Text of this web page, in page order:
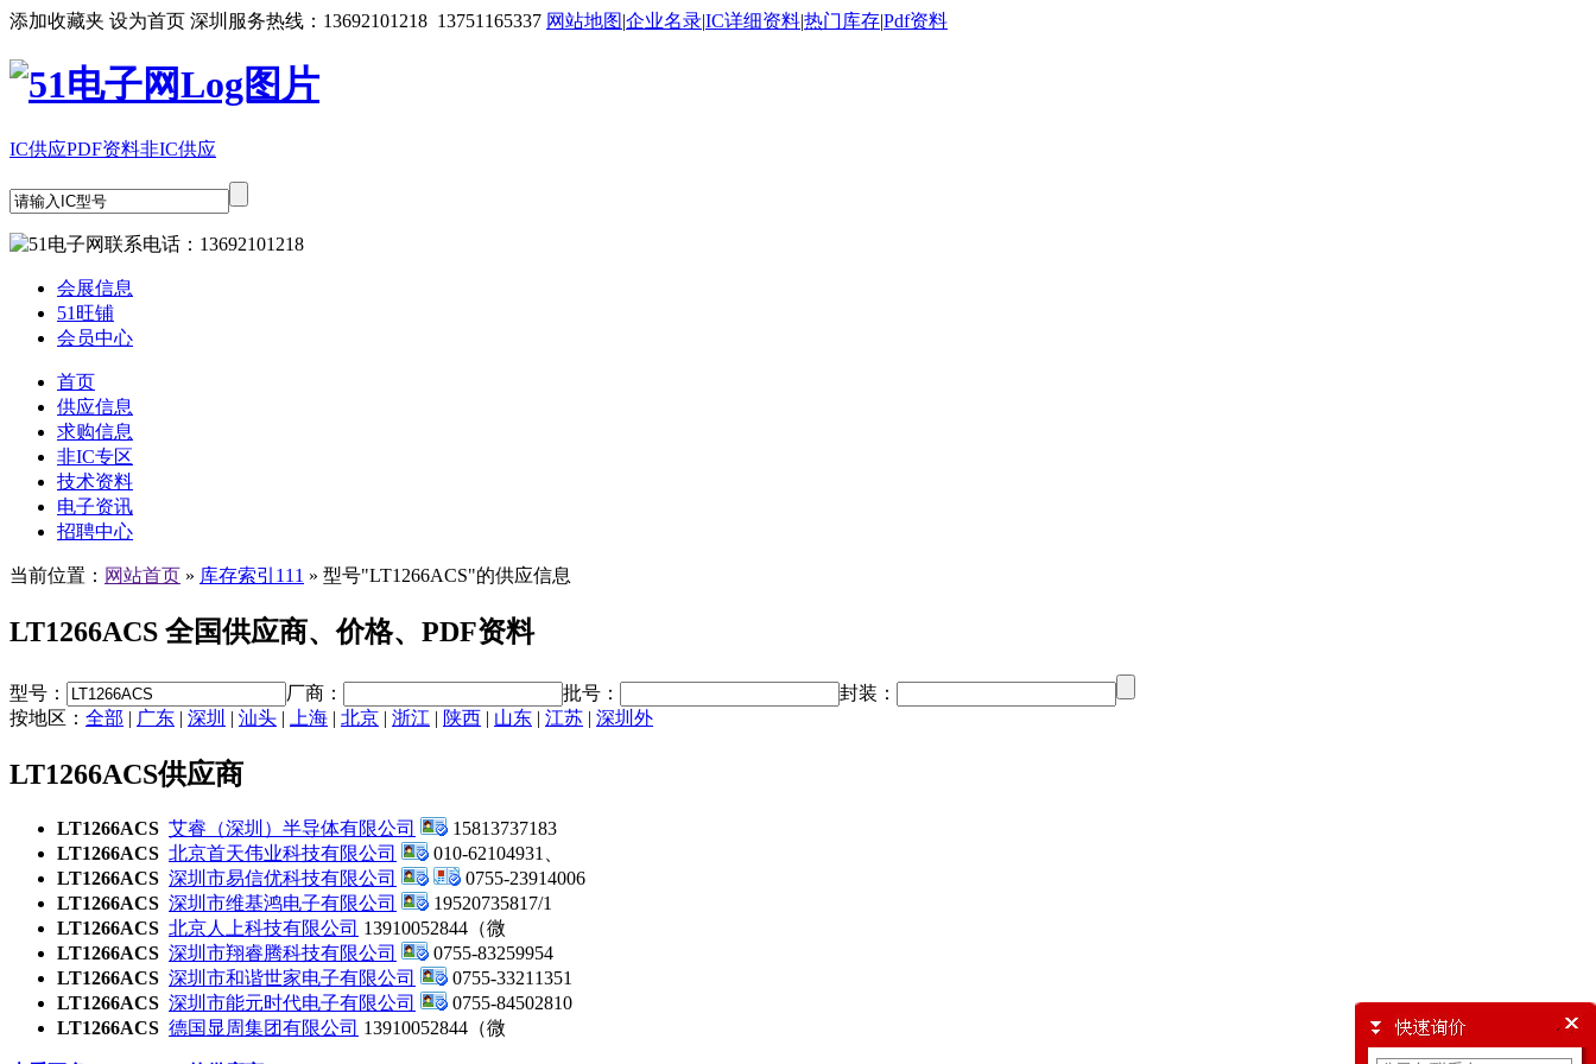
添加收藏夹 设为首页 深圳服务热线：13692101218 13751165337 网站地图|企业名录|IC详细资料|热门库存|Pdf资料
IC供应PDF资料非IC供应
会展信息
51旺铺
会员中心
首页
供应信息
求购信息
非IC专区
技术资料
电子资讯
招聘中心
当前位置： 网站首页 » 库存索引111 » 型号"LT1266ACS"的供应信息
LT1266ACS 全国供应商、价格、PDF资料
型号： 厂商： 批号：
封装：
按地区： 全部 | 广东 | 深圳 | 汕头 | 上海 | 北京 | 浙江 | 陕西 | 山东 | 江苏 | 深圳外
LT1266ACS供应商
LT1266ACS 艾睿（深圳）半导体有限公司
15813737183
LT1266ACS 北京首天伟业科技有限公司
010-62104931、
LT1266ACS 深圳市易信优科技有限公司
0755-23914006
LT1266ACS 深圳市维基鸿电子有限公司
19520735817/1
LT1266ACS 北京人上科技有限公司 13910052844（微
LT1266ACS 深圳市翔睿腾科技有限公司
0755-83259954
LT1266ACS 深圳市和谐世家电子有限公司
0755-33211351
LT1266ACS 深圳市能元时代电子有限公司
0755-84502810
LT1266ACS 德国显周集团有限公司 13910052844（微